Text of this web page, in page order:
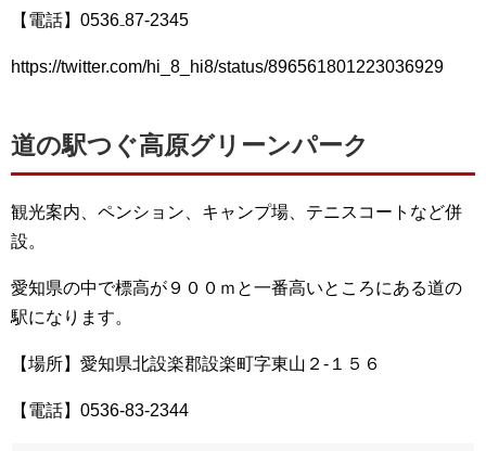
【電話】0536₋87-2345
https://twitter.com/hi_8_hi8/status/896561801223036929
道の駅つぐ高原グリーンパーク
観光案内、ペンション、キャンプ場、テニスコートなど併
設。
愛知県の中で標高が９００ｍと一番高いところにある道の
駅になります。
【場所】愛知県北設楽郡設楽町字東山２-１５６
【電話】0536-83-2344